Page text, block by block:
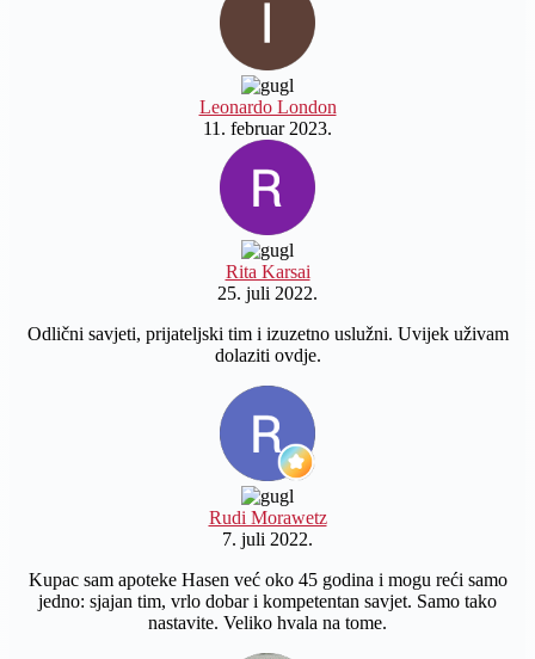
Leonardo London
11. februar 2023.
Rita Karsai
25. juli 2022.
Odlični savjeti, prijateljski tim i izuzetno uslužni. Uvijek uživam
dolaziti ovdje.
Rudi Morawetz
7. juli 2022.
Kupac sam apoteke Hasen već oko 45 godina i mogu reći samo
jedno: sjajan tim, vrlo dobar i kompetentan savjet. Samo tako
nastavite. Veliko hvala na tome.